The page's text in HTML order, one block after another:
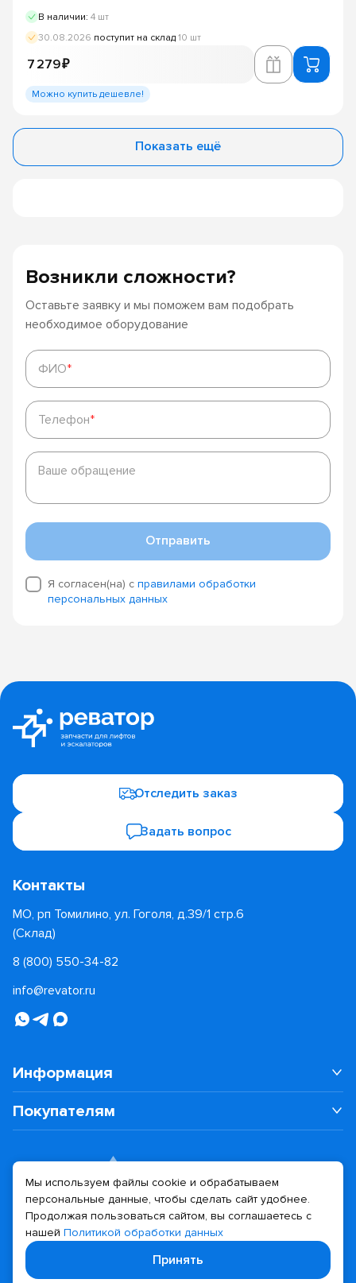
В наличии: 4 шт
30.08.2026 поступит на склад 10 шт
7 279 ₽
Можно купить дешевле!
Показать ещё
Возникли сложности?
Оставьте заявку и мы поможем вам подобрать
необходимое оборудование
ФИО*
ФИО*
Телефон*
Телефон*
Ваше
обращение
Ваше обращение
Отправить
Я согласен(на) с правилами обработки
персональных данных
Отследить заказ
Задать вопрос
Контакты
МО, рп Томилино, ул. Гоголя, д.39/1 стр.6
(Склад)
8 (800) 550-34-82
info@revator.ru
Информация
Покупателям
Политика конфиденциальности
Дизайн сайта Разработка сайта
Мы используем файлы cookie и обрабатываем
персональные данные, чтобы сделать сайт удобнее.
Продолжая пользоваться сайтом, вы соглашаетесь с
нашей Политикой обработки данных
Принять